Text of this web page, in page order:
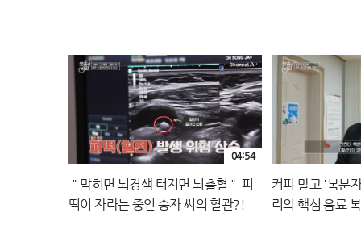
＂막히면 뇌경색 터지면 뇌출혈＂ 피
떡이 자라는 중인 송자 씨의 혈관?!
04:54
커피 말고 '복분
리의 핵심 음료